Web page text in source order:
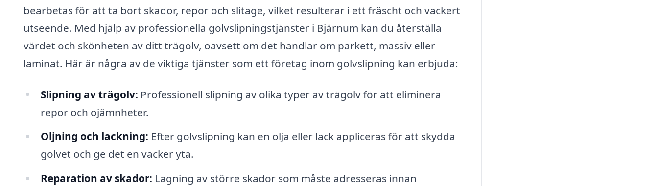
bearbetas för att ta bort skador, repor och slitage, vilket resulterar i ett fräscht och vackert
utseende. Med hjälp av professionella golvslipningstjänster i Bjärnum kan du återställa
värdet och skönheten av ditt trägolv, oavsett om det handlar om parkett, massiv eller
laminat. Här är några av de viktiga tjänster som ett företag inom golvslipning kan erbjuda:
Slipning av trägolv: Professionell slipning av olika typer av trägolv för att eliminera
repor och ojämnheter.
Oljning och lackning: Efter golvslipning kan en olja eller lack appliceras för att skydda
golvet och ge det en vacker yta.
Reparation av skador: Lagning av större skador som måste adresseras innan